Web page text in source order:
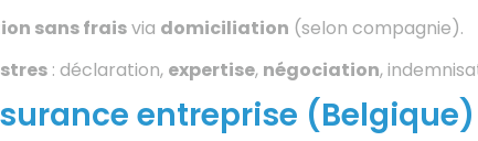
sans fraisvia domiciliation (selon compagnie).
: déclaration, expertise, négociation,
entreprise (Belgique)